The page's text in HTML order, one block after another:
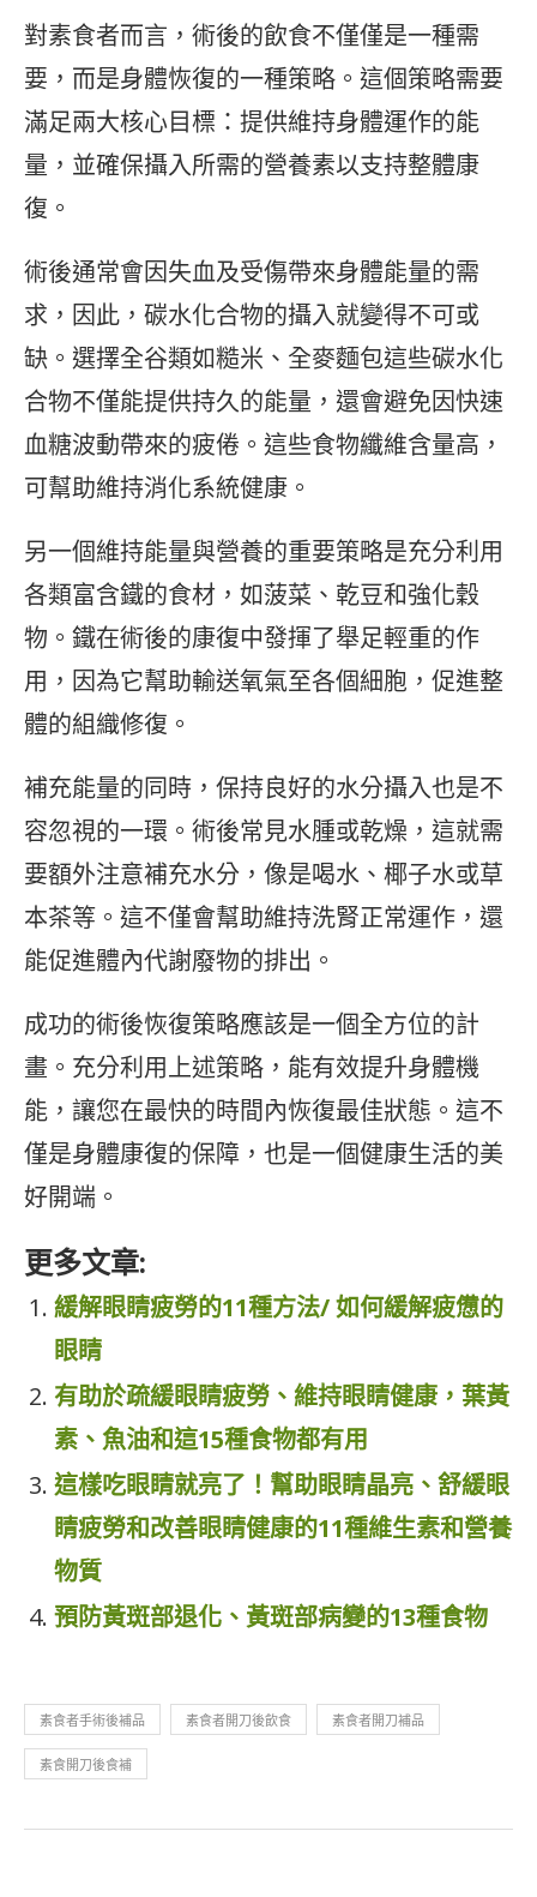
對素食者而言，術後的飲食不僅僅是一種需
要，而是身體恢復的一種策略。這個策略需要
滿足兩大核心目標：提供維持身體運作的能
量，並確保攝入所需的營養素以支持整體康
復。
術後通常會因失血及受傷帶來身體能量的需
求，因此，碳水化合物的攝入就變得不可或
缺。選擇全谷類如糙米、全麥麵包這些碳水化
合物不僅能提供持久的能量，還會避免因快速
血糖波動帶來的疲倦。這些食物纖維含量高，
可幫助維持消化系統健康。
另一個維持能量與營養的重要策略是充分利用
各類富含鐵的食材，如菠菜、乾豆和強化穀
物。鐵在術後的康復中發揮了舉足輕重的作
用，因為它幫助輸送氧氣至各個細胞，促進整
體的組織修復。
補充能量的同時，保持良好的水分攝入也是不
容忽視的一環。術後常見水腫或乾燥，這就需
要額外注意補充水分，像是喝水、椰子水或草
本茶等。這不僅會幫助維持洗腎正常運作，還
能促進體內代謝廢物的排出。
成功的術後恢復策略應該是一個全方位的計
畫。充分利用上述策略，能有效提升身體機
能，讓您在最快的時間內恢復最佳狀態。這不
僅是身體康復的保障，也是一個健康生活的美
好開端。
更多文章:
緩解眼睛疲勞的11種方法/ 如何緩解疲憊的
眼睛
有助於疏緩眼睛疲勞、維持眼睛健康，葉黃
素、魚油和這15種食物都有用
這樣吃眼睛就亮了！幫助眼睛晶亮、舒緩眼
睛疲勞和改善眼睛健康的11種維生素和營養
物質
預防黃斑部退化、黃斑部病變的13種食物
素食者手術後補品 素食者開刀後飲食 素食者開刀補品
素食開刀後食補